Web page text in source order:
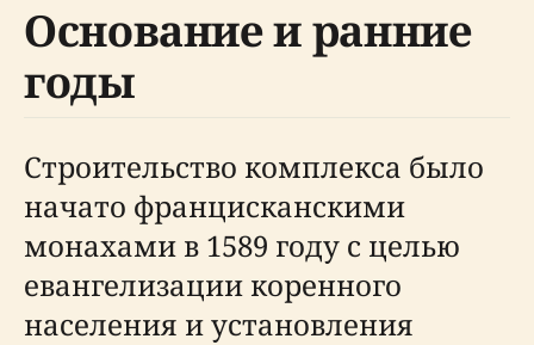
Основание и ранние
годы
Строительство комплекса было
начато францисканскими
монахами в 1589 году с целью
евангелизации коренного
населения и установления